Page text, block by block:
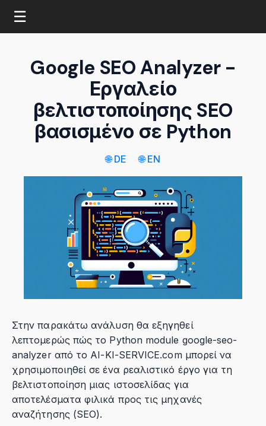
☰
Google SEO Analyzer -
Εργαλείο
βελτιστοποίησης SEO
βασισμένο σε Python
🌐 DE 🌐 EN
Στην παρακάτω ανάλυση θα εξηγηθεί
λεπτομερώς πώς το Python module google-seo-
analyzer από το AI-KI-SERVICE.com μπορεί να
χρησιμοποιηθεί σε ένα ρεαλιστικό έργο για τη
βελτιστοποίηση μιας ιστοσελίδας για
αποτελέσματα φιλικά προς τις μηχανές
αναζήτησης (SEO).